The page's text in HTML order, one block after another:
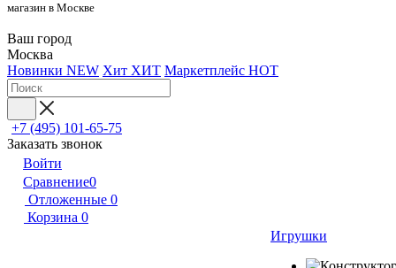
магазин в Москве
Ваш город
Москва
Новинки NEW Хит ХИТ Маркетплейс HOT
+7 (495) 101-65-75
Заказать звонок
Войти
Сравнение0
Отложенные 0
Корзина 0
Игрушки